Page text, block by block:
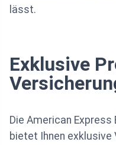
lässt.
Exklusive
Die American Express
bietet Ihnen exklusive